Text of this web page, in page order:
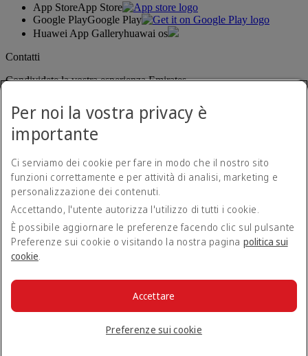
App StoreApp Store
Google PlayGoogle Play
Huawei App Galleryhuawai os
Contatti
Condividete la vostra esperienza Emirates.
Contatti
Norme sulla privacy
Termini e condizioni
Sicurezza informatica
© 2026 The Emirates Group. Tutti i diritti riservati.
Per noi la vostra privacy è
importante
Ci serviamo dei cookie per fare in modo che il nostro sito
funzioni correttamente e per attività di analisi, marketing e
personalizzazione dei contenuti.
Accettando, l'utente autorizza l'utilizzo di tutti i cookie.
È possibile aggiornare le preferenze facendo clic sul pulsante
Preferenze sui cookie o visitando la nostra pagina politica sui
cookie.
Preferenze sui cookie
Accettare